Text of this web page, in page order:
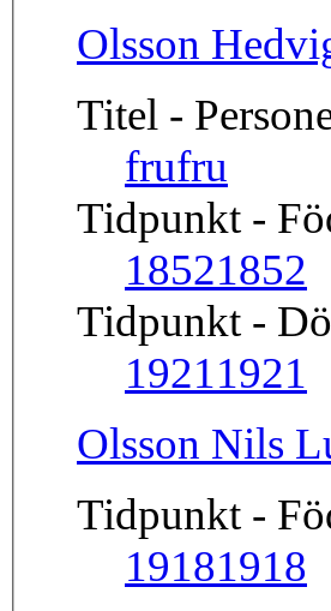
Olsson
Titel -
frufru
Tidpunkt -
18521852
Tidpunkt -
19211921
Olsson Nils
Tidpunkt -
19181918